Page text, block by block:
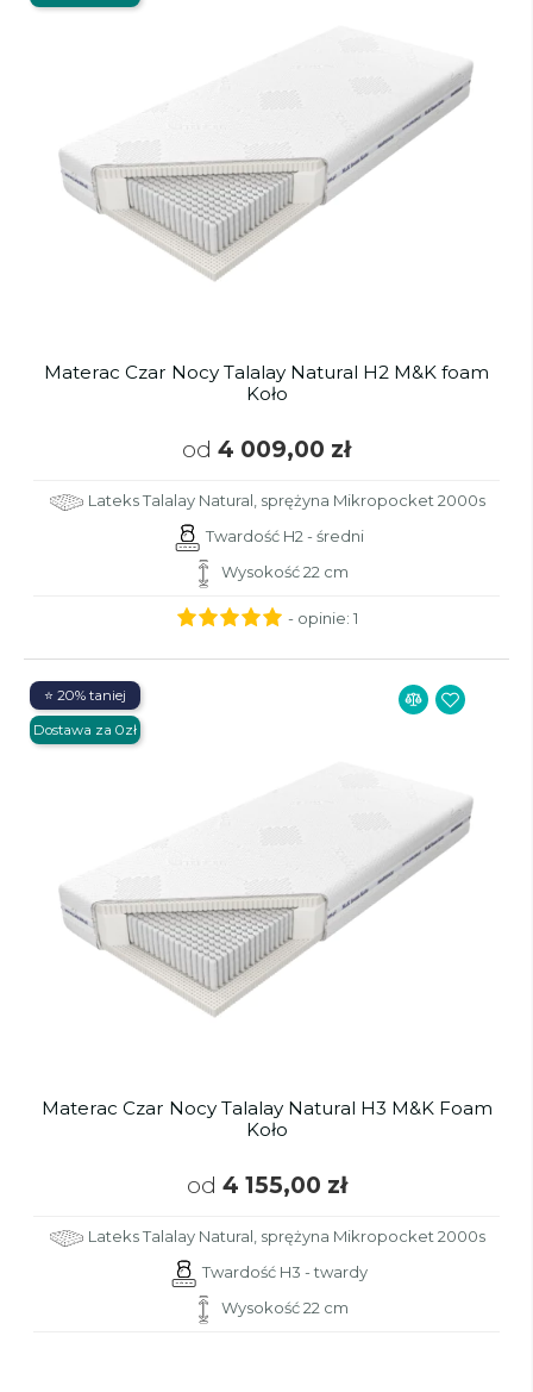
Materac Czar Nocy Talalay Natural H2 M&K foam
Koło
od 4 009,00 zł
Lateks Talalay Natural, sprężyna Mikropocket 2000s
Twardość H2 - średni
Wysokość 22 cm
- opinie: 1
Materac Czar Nocy Talalay Natural H3 M&K Foam
Koło
od 4 155,00 zł
Lateks Talalay Natural, sprężyna Mikropocket 2000s
Twardość H3 - twardy
Wysokość 22 cm
⭐ 20% taniej
Dostawa za 0zł